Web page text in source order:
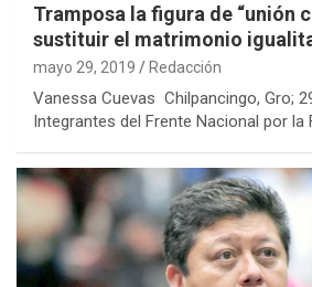
Tramposa la figura de “unión
sustituir el matrimonio
mayo 29, 2019 Redacción
Vanessa Cuevas Chilpancingo, Gro;
Integrantes del Frente Nacional por la